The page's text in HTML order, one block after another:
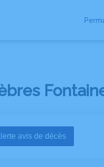
avis de décès